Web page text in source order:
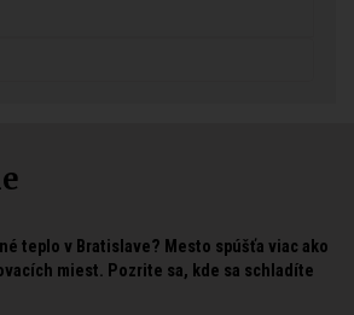
teplo v Bratislave? Mesto spúšťa viac ako
miest. Pozrite sa, kde sa schladíte